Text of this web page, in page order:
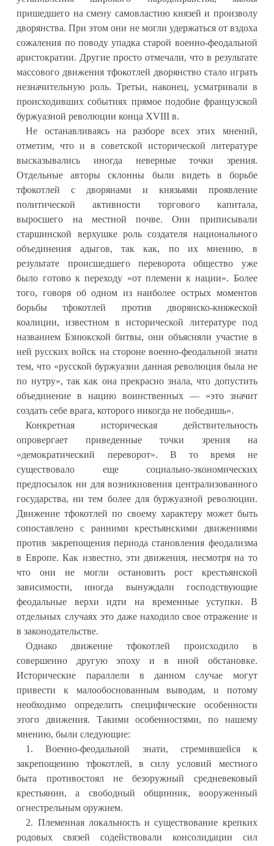
пришедшего на смену самовластию князей и произволу
дворянства. При этом они не могли удержаться от вздоха
сожаления по поводу упадка старой военно-феодальной
аристократии. Другие просто отмечали, что в результате
массового движения тфокотлей дворянство стало играть
незначительную роль. Третьи, наконец, усматривали в
происходивших событиях прямое подобие французской
буржуазной революции конца XVIII в.
Не останавливаясь на разборе всех этих мнений,
отметим, что и в советской исторической литературе
высказывались иногда неверные точки зрения.
Отдельные авторы склонны были видеть в борьбе
тфокотлей с дворянами и князьями проявление
политической активности торгового капитала,
выросшего на местной почве. Они приписывали
старшинской верхушке роль создателя национального
объединения адыгов, так как, по их мнению, в
результате происшедшего переворота общество уже
было готово к переходу «от племени к нации». Более
того, говоря об одном из наиболее острых моментов
борьбы тфокотлей против дворянско-княжеской
коалиции, известном в исторической литературе под
названием Бзиюкской битвы, они объясняли участие в
ней русских войск на стороне военно-феодальной знати
тем, что «русской буржуазии данная революция была не
по нутру», так как она прекрасно знала, что допустить
объединение в нацию воинственных — «это значит
создать себе врага, которого никогда не победишь».
Конкретная историческая действительность
опровергает приведенные точки зрения на
«демократический переворот». В то время не
существовало еще социально-экономических
предпосылок ни для возникновения централизованного
государства, ни тем более для буржуазной революции.
Движение тфокотлей по своему характеру может быть
сопоставлено с ранними крестьянскими движениями
против закрепощения периода становления феодализма
в Европе. Как известно, эти движения, несмотря на то
что они не могли остановить рост крестьянской
зависимости, иногда вынуждали господствующие
феодальные верхи идти на временные уступки. В
отдельных случаях это даже находило свое отражение и
в законодательстве.
Однако движение тфокотлей происходило в
совершенно другую эпоху и в иной обстановке.
Исторические параллели в данном случае могут
привести к малообоснованным выводам, и потому
необходимо определить специфические особенности
этого движения. Такими особенностями, по нашему
мнению, были следующие:
1. Военно-феодальной знати, стремившейся к
закрепощению тфокотлей, в силу условий местного
быта противостоял не безоружный средневековый
крестьянин, а свободный общинник, вооруженный
огнестрельным оружием.
2. Племенная локальность и существование крепких
родовых связей содействовали консолидации сил